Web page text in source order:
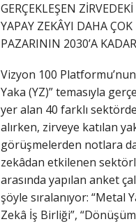
GERÇEKLEŞEN
YAPAY ZEKÂYI DAHA
PAZARININ 2030’A
Vizyon 100
Yaka (YZ)” temasıyla
yer alan 40 farklı
alırken, zirveye katılan
görüşmelerden notlara
zekâdan etkilenen
arasında yapılan anket
şöyle sıralanıyor: “Metal
Zekâ İş Birliği”,